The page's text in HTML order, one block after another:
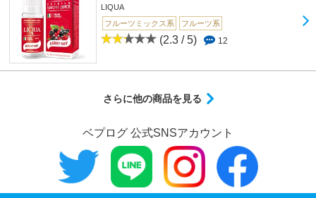
LIQUA
フルーツミックス系
フルーツ系
(2.3 / 5) 12
さらに他の商品を見る
ベプログ 公式SNSアカウント